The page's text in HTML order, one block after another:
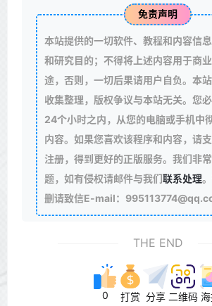
免责声明
本站提供的一切软件、教程和内容信
和研究目的；不得将上述内容用于商
途，否则，一切后果请用户自负。本
收集整理，版权争议与本站无关。您
24个小时之内，从您的电脑或手机中
内容。如果您喜欢该程序和内容，请
注册，得到更好的正版服务。我们非
题，如有侵权请邮件与我们联系处理
删请致信E-mail：
THE END
0 打赏 分享 二维码